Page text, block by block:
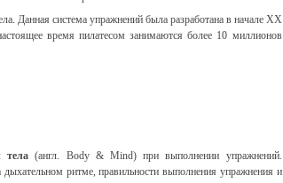
Данная система упражнений была разработана в начале XX
время пилатесом занимаются более 10 миллионов
тела (англ. Body & Mind) при выполнении упражнений.
ритме, правильности выполнения упражнения и